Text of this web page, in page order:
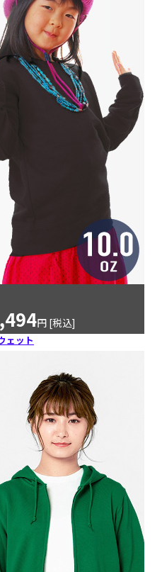
円 [税込]
ェット